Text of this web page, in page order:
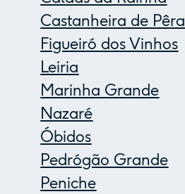
Castanheira de Pêra
Figueiró dos Vinhos
Leiria
Marinha Grande
Nazaré
Óbidos
Pedrógão Grande
Peniche